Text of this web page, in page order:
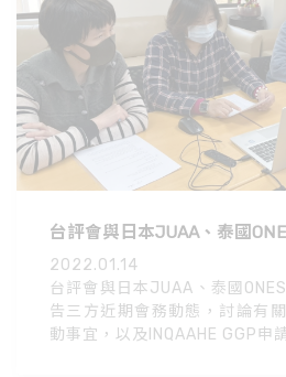
台評會與日本JUAA、泰國
2022.01.14
台評會與日本JUAA、泰國
告三方近期會務動態，討論有
動事宜，以及INQAAHE GGP申